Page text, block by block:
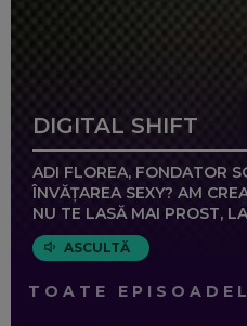
DIGITAL SHIFT
ADI FLOREA, FONDATOR
ÎNVĂȚAREA SEXY? AM
NU TE LASĂ MAI PROST,
ASCULTĂ
TOATE